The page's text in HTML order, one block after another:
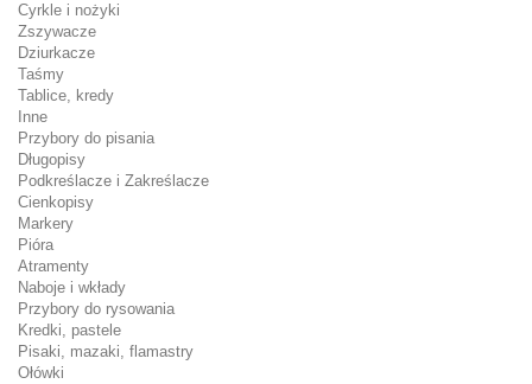
Cyrkle i nożyki
Zszywacze
Dziurkacze
Taśmy
Tablice, kredy
Inne
Przybory do pisania
Długopisy
Podkreślacze i Zakreślacze
Cienkopisy
Markery
Pióra
Atramenty
Naboje i wkłady
Przybory do rysowania
Kredki, pastele
Pisaki, mazaki, flamastry
Ołówki